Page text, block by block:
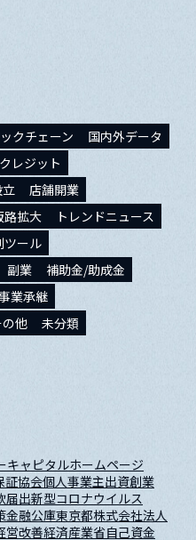
クチェーン
国内外データ
レジット
店舗開業
路拡大
トレンドニュース
ツール
副業
補助金/助成金
業承継
の他 未分類
キャピタルホームページ
証協会個人事業主出資創業
届出新型コロナウイルス
金融公庫東京都株式会社法人
営改善経済産業省自己資金